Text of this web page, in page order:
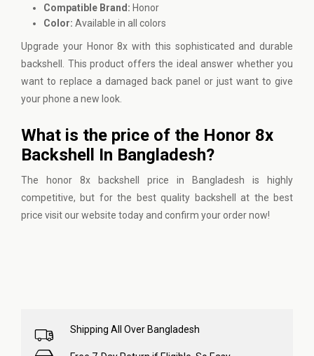
Compatible Brand: Honor
Color: Available in all colors
Upgrade your Honor 8x with this sophisticated and durable
backshell. This product offers the ideal answer whether you
want to replace a damaged back panel or just want to give
your phone a new look.
What is the price of the Honor 8x
Backshell In Bangladesh?
The honor 8x backshell price in Bangladesh is highly
competitive, but for the best quality backshell at the best
price visit our website today and confirm your order now!
Shipping All Over Bangladesh